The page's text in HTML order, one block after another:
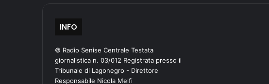
INFO
© Radio Senise Centrale Testata
giornalistica n. 03/012 Registrata presso il
Tribunale di Lagonegro - Direttore
Responsabile Nicola Melfi